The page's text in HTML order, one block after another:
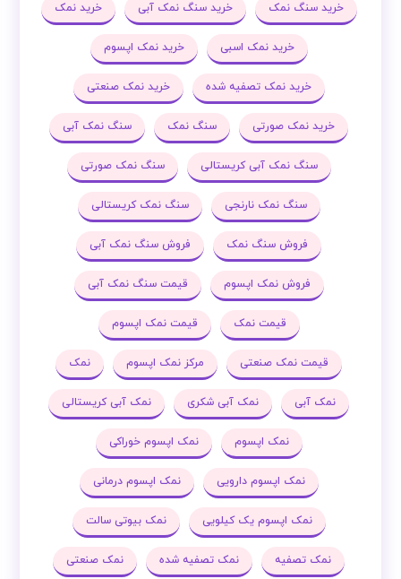
خرید سنگ نمک خرید سنگ نمک آبی خرید نمک
خرید نمک اسبی خرید نمک اپسوم
خرید نمک تصفیه شده خرید نمک صنعتی
خرید نمک صورتی سنگ نمک سنگ نمک آبی
سنگ نمک آبی کریستالی سنگ نمک صورتی
سنگ نمک نارنجی سنگ نمک کریستالی
فروش سنگ نمک فروش سنگ نمک آبی
فروش نمک اپسوم قیمت سنگ نمک آبی
قیمت نمک قیمت نمک اپسوم
قیمت نمک صنعتی مرکز نمک اپسوم نمک
نمک آبی نمک آبی شکری نمک آبی کریستالی
نمک اپسوم نمک اپسوم خوراکی
نمک اپسوم دارویی نمک اپسوم درمانی
نمک اپسوم یک کیلویی نمک بیوتی سالت
نمک تصفیه نمک تصفیه شده نمک صنعتی